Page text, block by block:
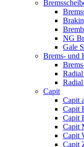
NG
Gale
Brems- und
Capit
Capit
Capit
Capit
Capit
Capit
Capit